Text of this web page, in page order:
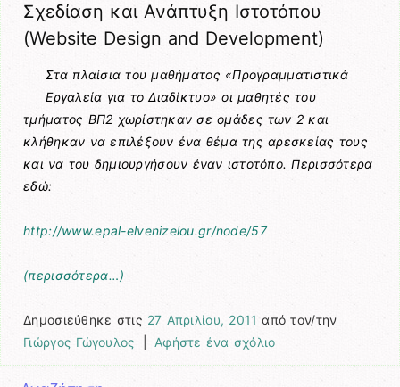
Σχεδίαση και Ανάπτυξη Ιστοτόπου
(Website Design and Development)
Στα πλαίσια του μαθήματος «Προγραμματιστικά
Εργαλεία για το Διαδίκτυο» οι μαθητές του
τμήματος ΒΠ2 χωρίστηκαν σε ομάδες των 2 και
κλήθηκαν να επιλέξουν ένα θέμα της αρεσκείας τους
και να του δημιουργήσουν έναν ιστοτόπο. Περισσότερα
εδώ:
http://www.epal-elvenizelou.gr/node/57
(περισσότερα…)
Δημοσιεύθηκε στις 27 Απριλίου, 2011 από τον/την
Γιώργος Γώγουλος
Αφήστε ένα σχόλιο